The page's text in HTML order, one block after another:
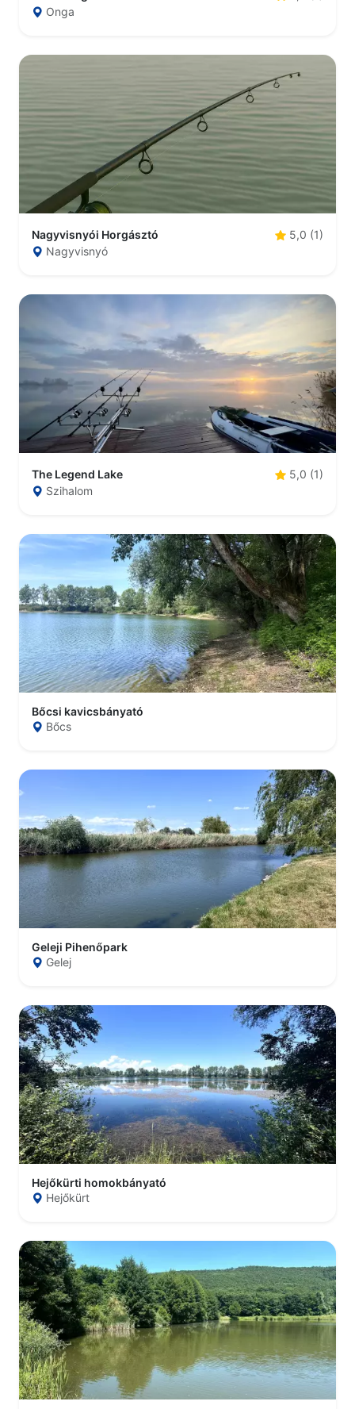
Onga
Nagyvisnyói Horgásztó
5,0 (1)
Nagyvisnyó
The Legend Lake
5,0 (1)
Szihalom
Bőcsi kavicsbányató
Bőcs
Geleji Pihenőpark
Gelej
Hejőkürti homokbányató
Hejőkürt